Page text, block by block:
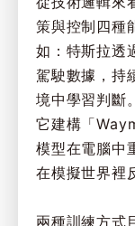
策與控制四種
如：特斯拉透
駕駛數據，持
境中學習判斷
它建構「
模型在電腦中
在模擬世界裡
兩種訓練方式